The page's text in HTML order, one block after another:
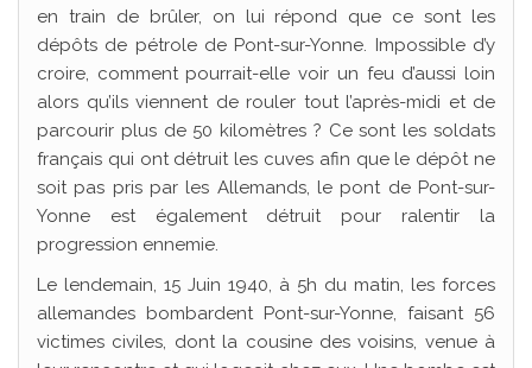
en train de brûler, on lui répond que ce sont les
dépôts de pétrole de Pont-sur-Yonne. Impossible d’y
croire, comment pourrait-elle voir un feu d’aussi loin
alors qu’ils viennent de rouler tout l’après-midi et de
parcourir plus de 50 kilomètres ? Ce sont les soldats
français qui ont détruit les cuves afin que le dépôt ne
soit pas pris par les Allemands, le pont de Pont-sur-
Yonne est également détruit pour ralentir la
progression ennemie.
Le lendemain, 15 Juin 1940, à 5h du matin, les forces
allemandes bombardent Pont-sur-Yonne, faisant 56
victimes civiles, dont la cousine des voisins, venue à